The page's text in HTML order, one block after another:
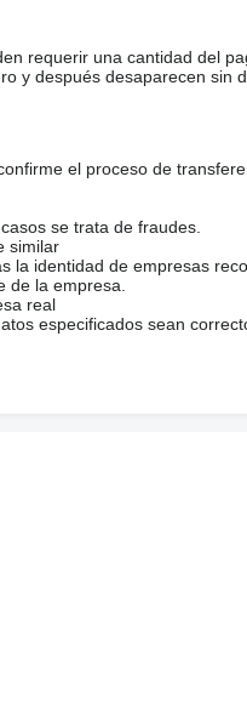
requerir una cantidad del
y después desaparecen sin
el proceso de
se trata de fraudes.
similar
la identidad de empresas
de la empresa.
real
especificados sean